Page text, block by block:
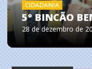
CIDADANIA
5° BINCÃO
28 de dezembro de